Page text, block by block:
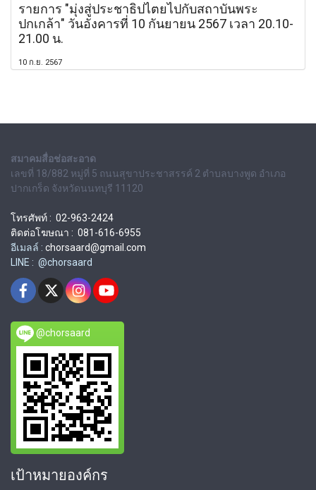
รายการ "มุ่งสู่ประชาธิปไตยไปกับสถาบันพระ
ปกเกล้า" วันอังคารที่ 10 กันยายน 2567 เวลา 20.10-
21.00 น.
10 ก.ย. 2567
สมาคมสื่อช่อสะอาด
เลขที่ 18/882 หมู่ที่ 5 ถนนสุขาประชาสรรค์ 2 ตำบลบางพูด อำเภอ
ปากเกร็ด จังหวัดนนทบุรี 11120
โทรศัพท์ : 02-963-2424
ติดต่อโฆษณา : 081-616-6955
อีเมลล์ : chorsaard@gmail.com
LINE : @chorsaard
@chorsaard
เป้าหมายองค์กร